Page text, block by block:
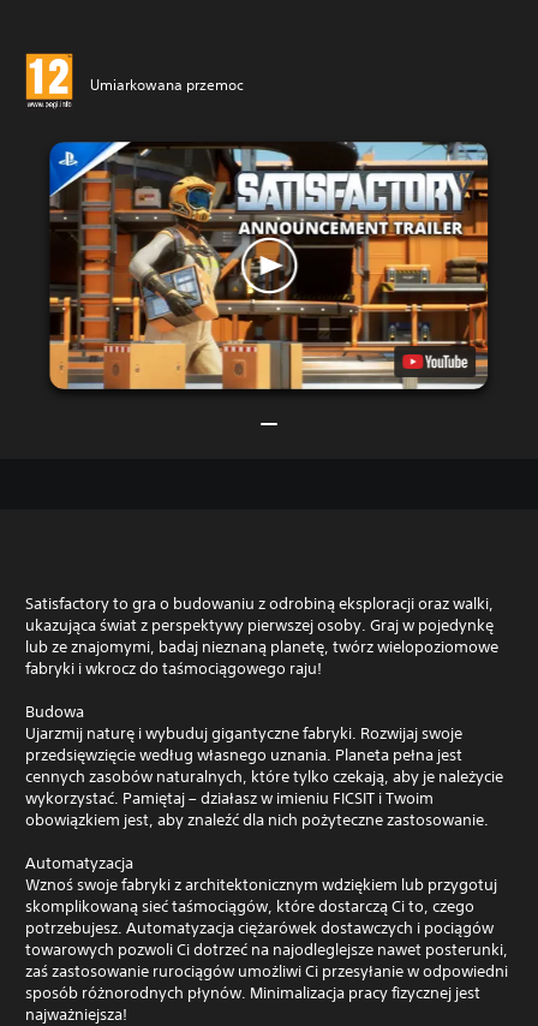
Umiarkowana przemoc
Satisfactory to gra o budowaniu z odrobiną eksploracji oraz walki,
ukazująca świat z perspektywy pierwszej osoby. Graj w pojedynkę
lub ze znajomymi, badaj nieznaną planetę, twórz wielopoziomowe
fabryki i wkrocz do taśmociągowego raju!
Budowa
Ujarzmij naturę i wybuduj gigantyczne fabryki. Rozwijaj swoje
przedsięwzięcie według własnego uznania. Planeta pełna jest
cennych zasobów naturalnych, które tylko czekają, aby je należycie
wykorzystać. Pamiętaj – działasz w imieniu FICSIT i Twoim
obowiązkiem jest, aby znaleźć dla nich pożyteczne zastosowanie.
Automatyzacja
Wznoś swoje fabryki z architektonicznym wdziękiem lub przygotuj
skomplikowaną sieć taśmociągów, które dostarczą Ci to, czego
potrzebujesz. Automatyzacja ciężarówek dostawczych i pociągów
towarowych pozwoli Ci dotrzeć na najodleglejsze nawet posterunki,
zaś zastosowanie rurociągów umożliwi Ci przesyłanie w odpowiedni
sposób różnorodnych płynów. Minimalizacja pracy fizycznej jest
najważniejsza!